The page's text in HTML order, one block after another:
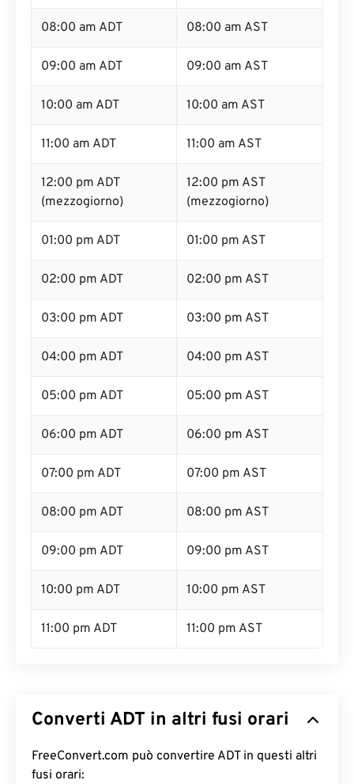
08:00 am ADT 08:00 am AST
09:00 am ADT 09:00 am AST
10:00 am ADT 10:00 am AST
11:00 am ADT 11:00 am AST
12:00 pm ADT
(mezzogiorno)
12:00 pm AST
(mezzogiorno)
01:00 pm ADT 01:00 pm AST
02:00 pm ADT 02:00 pm AST
03:00 pm ADT 03:00 pm AST
04:00 pm ADT 04:00 pm AST
05:00 pm ADT 05:00 pm AST
06:00 pm ADT 06:00 pm AST
07:00 pm ADT 07:00 pm AST
08:00 pm ADT 08:00 pm AST
09:00 pm ADT 09:00 pm AST
10:00 pm ADT 10:00 pm AST
11:00 pm ADT 11:00 pm AST
Converti ADT in altri fusi orari
FreeConvert.com può convertire ADT in questi altri
fusi orari: